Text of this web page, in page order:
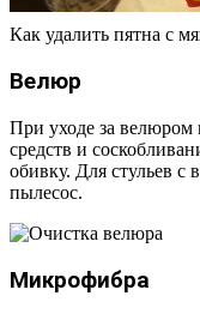
Как удалить пятна с
Велюр
При уходе за велюром
средств и
обивку. Для стульев с
пылесос.
Микрофибра